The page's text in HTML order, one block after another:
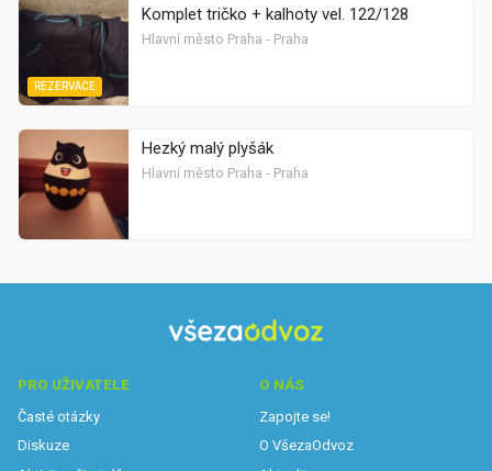
REZERVACE
Komplet tričko + kalhoty vel. 122/128
Hlavní město Praha - Praha
Hezký malý plyšák
Hlavní město Praha - Praha
PRO UŽIVATELE
Časté otázky
Diskuze
O NÁS
Zapojte se!
O VšezaOdvoz